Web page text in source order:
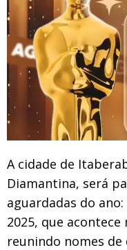
A cidade de
Diamantina, será
aguardadas do
2025, que
reunindo nomes de